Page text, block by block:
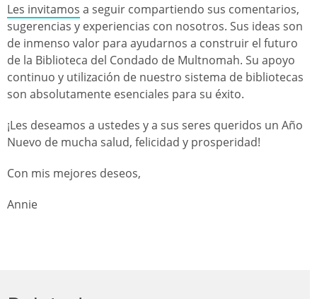
Les invitamos a seguir compartiendo sus comentarios,
sugerencias y experiencias con nosotros. Sus ideas son
de inmenso valor para ayudarnos a construir el futuro
de la Biblioteca del Condado de Multnomah. Su apoyo
continuo y utilización de nuestro sistema de bibliotecas
son absolutamente esenciales para su éxito.
¡Les deseamos a ustedes y a sus seres queridos un Año
Nuevo de mucha salud, felicidad y prosperidad!
Con mis mejores deseos,
Annie